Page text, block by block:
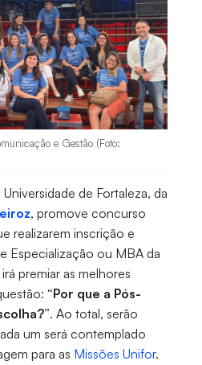
e Gestão (Foto:
Universidade de Fortaleza, da
, promove concurso
realizarem inscrição e
Especialização ou MBA da
premiar as melhores
“Por que a Pós-
. Ao total, serão
um será contemplado
para as Missões Unifor.